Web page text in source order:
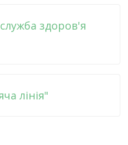
здоров'я
лінія"